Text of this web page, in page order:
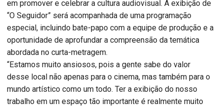
em promover e celebrar a cultura audiovisual. A exibição de
“O Seguidor” será acompanhada de uma programação
especial, incluindo bate-papo com a equipe de produção e a
oportunidade de aprofundar a compreensão da temática
abordada no curta-metragem.
“Estamos muito ansiosos, pois a gente sabe do valor
desse local não apenas para o cinema, mas também para o
mundo artístico como um todo. Ter a exibição do nosso
trabalho em um espaço tão importante é realmente muito